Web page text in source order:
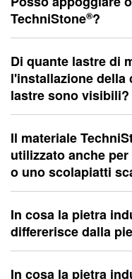
TechniStone®?
Di quante lastre di
l'installazione della
lastre sono visibili?
Il materiale
utilizzato anche
o uno scolapiatti
In cosa la pietra
differerisce dalla
In cosa la pietra